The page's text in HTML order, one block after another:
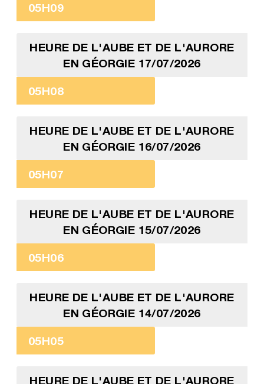
05H09
HEURE DE L'AUBE ET DE L'AURORE
EN GÉORGIE 17/07/2026
05H08
HEURE DE L'AUBE ET DE L'AURORE
EN GÉORGIE 16/07/2026
05H07
HEURE DE L'AUBE ET DE L'AURORE
EN GÉORGIE 15/07/2026
05H06
HEURE DE L'AUBE ET DE L'AURORE
EN GÉORGIE 14/07/2026
05H05
HEURE DE L'AUBE ET DE L'AURORE